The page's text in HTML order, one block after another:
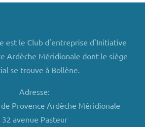
est le Club d'entreprise d'Initiative
Ardèche Méridionale dont le siège
se trouve à Bollène.
Adresse:
Provence Ardèche Méridionale
32 avenue Pasteur